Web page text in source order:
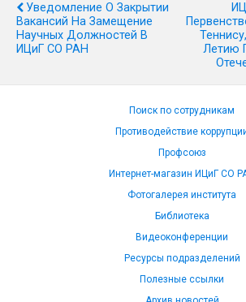
Уведомление О Закрытии
Вакансий На Замещение
Научных Должностей В
ИЦиГ СО РАН
Летию
Поиск по сотрудникам
Противодействие
Профсоюз
Интернет-магазин ИЦиГ СО
Фотогалерея института
Библиотека
Видеоконференции
Ресурсы подразделений
Полезные ссылки